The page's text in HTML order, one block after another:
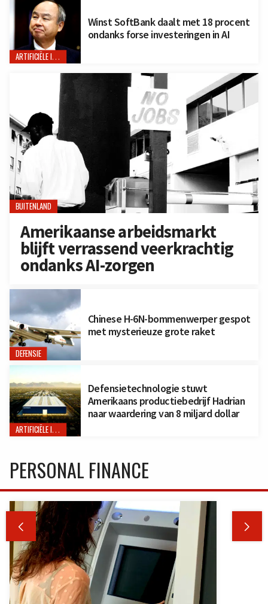
ARTIFICIËLE INTELLIGENTIE
Winst SoftBank daalt met 18 procent
ondanks forse investeringen in AI
BUITENLAND
Amerikaanse arbeidsmarkt
blijft verrassend veerkrachtig
ondanks AI-zorgen
DEFENSIE
Chinese H-6N-bommenwerper gespot
met mysterieuze grote raket
ARTIFICIËLE INTELLIGENTIE
Defensietechnologie stuwt
Amerikaans productiebedrijf Hadrian
naar waardering van 8 miljard dollar
PERSONAL FINANCE
 